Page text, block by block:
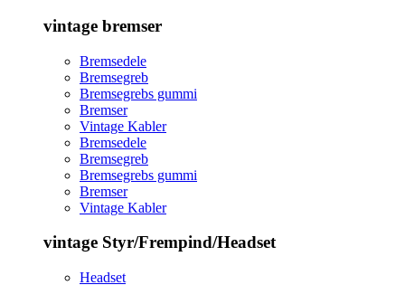
vintage bremser
Bremsedele
Bremsegreb
Bremsegrebs gummi
Bremser
Vintage Kabler
Bremsedele
Bremsegreb
Bremsegrebs gummi
Bremser
Vintage Kabler
vintage Styr/Frempind/Headset
Headset